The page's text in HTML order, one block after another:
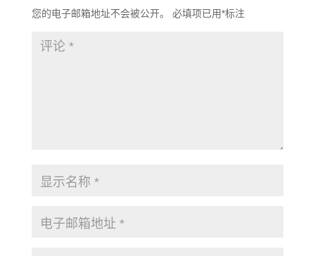
您的电子邮箱地址不会被公开。 必填项已用*标注